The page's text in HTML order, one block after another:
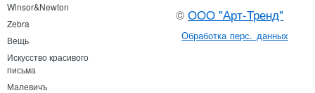
Winsor&Newton
Zebra
Вещь
Искусство красивого
письма
Малевичъ
©ООО "Арт-Тренд"
Обработка перс. данных